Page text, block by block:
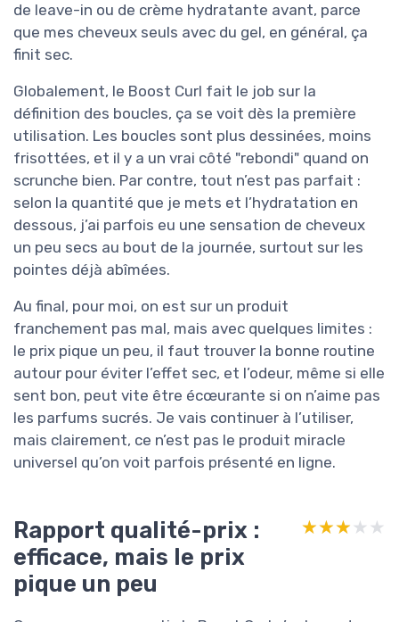
de leave-in ou de crème hydratante avant, parce
que mes cheveux seuls avec du gel, en général, ça
finit sec.
Globalement, le Boost Curl fait le job sur la
définition des boucles, ça se voit dès la première
utilisation. Les boucles sont plus dessinées, moins
frisottées, et il y a un vrai côté "rebondi" quand on
scrunche bien. Par contre, tout n’est pas parfait :
selon la quantité que je mets et l’hydratation en
dessous, j’ai parfois eu une sensation de cheveux
un peu secs au bout de la journée, surtout sur les
pointes déjà abîmées.
Au final, pour moi, on est sur un produit
franchement pas mal, mais avec quelques limites :
le prix pique un peu, il faut trouver la bonne routine
autour pour éviter l’effet sec, et l’odeur, même si elle
sent bon, peut vite être écœurante si on n’aime pas
les parfums sucrés. Je vais continuer à l’utiliser,
mais clairement, ce n’est pas le produit miracle
universel qu’on voit parfois présenté en ligne.
Rapport qualité-prix :
efficace, mais le prix
pique un peu
★★★★★
★★★★★